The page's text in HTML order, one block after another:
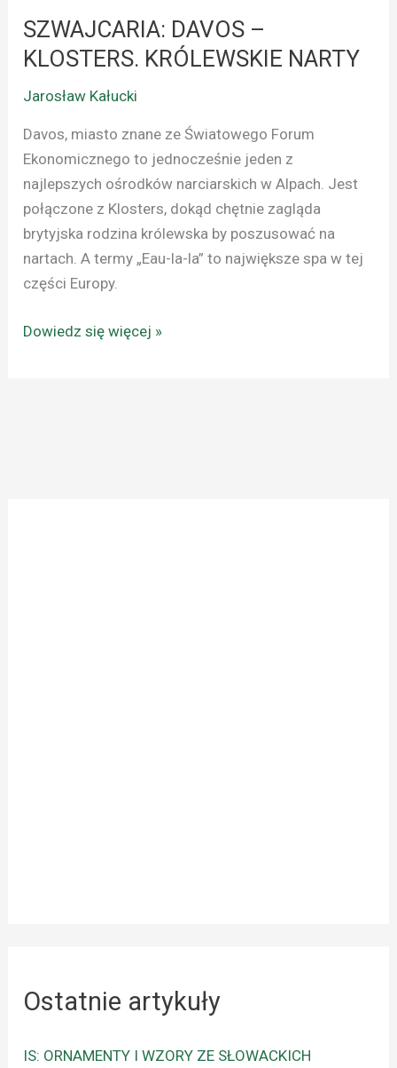
SZWAJCARIA: DAVOS –
KLOSTERS. KRÓLEWSKIE NARTY
Jarosław Kałucki
Davos, miasto znane ze Światowego Forum
Ekonomicznego to jednocześnie jeden z
najlepszych ośrodków narciarskich w Alpach. Jest
połączone z Klosters, dokąd chętnie zagląda
brytyjska rodzina królewska by poszusować na
nartach. A termy „Eau-la-la” to największe spa w tej
części Europy.
NARTY
Dowiedz się więcej »
Ostatnie artykuły
IS: ORNAMENTY I WZORY ZE SŁOWACKICH